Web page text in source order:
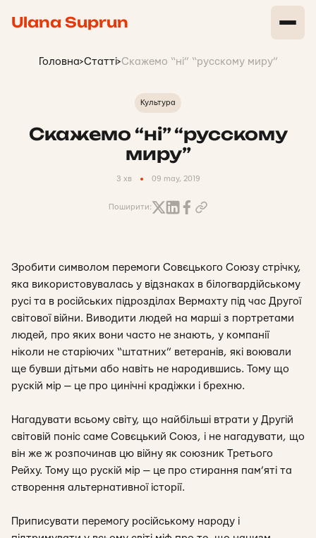
Ulana Suprun
Головна>Статті>Скажемо “ні” “русскому миру”
Культура
Скажемо “ні” “русскому
миру”
3 хв 09 may, 2019
Поширити:
Зробити символом перемоги Совєцького Союзу стрічку,
яка використовувалась у відзнаках в білогвардійському
русі та в російських підрозділах Вермахту під час Другої
світової війни. Виводити людей на марші з портретами
людей, про яких вони часто не знають, у компанії
ніколи не старіючих “штатних” ветеранів, які воювали
ще бувши дітьми або навіть не народившись. Тому що
рускій мір — це про цинічні крадіжки і брехню.
Нагадувати всьому світу, що найбільші втрати у Другій
світовій поніс саме Совєцький Союз, і не нагадувати, що
він же ж розпочинав цю війну як союзник Третього
Рейху. Тому що рускій мір — це про стирання пам’яті та
створення альтернативної історії.
Приписувати перемогу російському народу і